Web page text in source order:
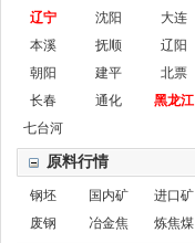
辽宁 沈阳 大连
本溪
抚顺 辽阳
朝阳
建平 北票
长春
通化 黑龙江
七台河
原料行情
钢坯 国内矿 进口矿
废钢
冶金焦 炼焦煤